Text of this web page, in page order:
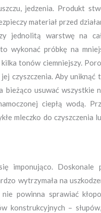
jedzenia. Produkt
materiał przed
jednolitą warstwę na
wykonać próbkę na
tonów ciemniejszy.
czyszczenia. Aby uniknąć
usuwać wszystkie
ciepłą wodą.
mleczko do czyszczenia
imponująco.
wytrzymała na
powinna sprawiać
konstrukcyjnych –